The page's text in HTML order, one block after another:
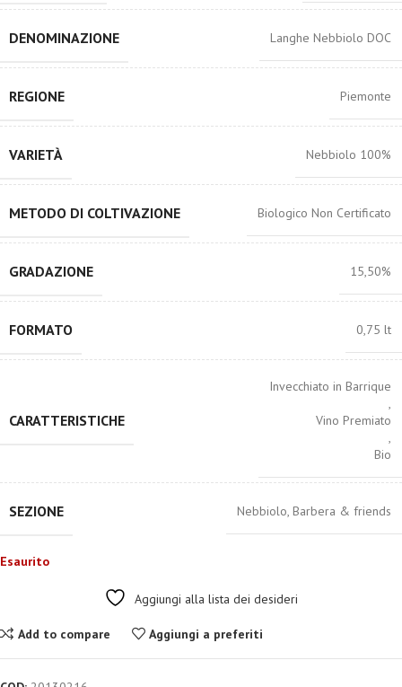
DENOMINAZIONE Langhe Nebbiolo DOC
REGIONE Piemonte
VARIETÀ Nebbiolo 100%
METODO DI COLTIVAZIONE Biologico Non Certificato
GRADAZIONE 15,50%
FORMATO 0,75 lt
CARATTERISTICHE
Invecchiato in Barrique
,
Vino Premiato
,
Bio
SEZIONE Nebbiolo, Barbera & friends
Esaurito
Aggiungi alla lista dei desideri
Add to compare Aggiungi a preferiti